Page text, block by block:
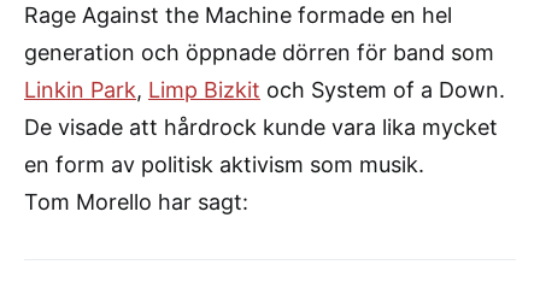
Rage Against the Machine formade en hel
generation och öppnade dörren för band som
Linkin Park, Limp Bizkit och System of a Down.
De visade att hårdrock kunde vara lika mycket
en form av politisk aktivism som musik.
Tom Morello har sagt: